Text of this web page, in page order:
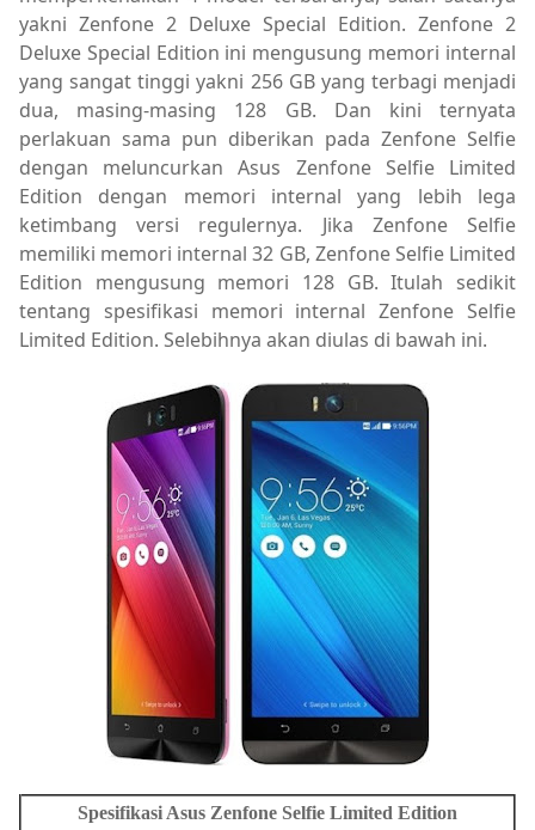
yakni Zenfone 2 Deluxe Special Edition. Zenfone 2
Deluxe Special Edition ini mengusung memori internal
yang sangat tinggi yakni 256 GB yang terbagi menjadi
dua, masing-masing 128 GB. Dan kini ternyata
perlakuan sama pun diberikan pada Zenfone Selfie
dengan meluncurkan Asus Zenfone Selfie Limited
Edition dengan memori internal yang lebih lega
ketimbang versi regulernya. Jika Zenfone Selfie
memiliki memori internal 32 GB, Zenfone Selfie Limited
Edition mengusung memori 128 GB. Itulah sedikit
tentang spesifikasi memori internal Zenfone Selfie
Limited Edition. Selebihnya akan diulas di bawah ini.
Spesifikasi Asus Zenfone Selfie Limited Edition